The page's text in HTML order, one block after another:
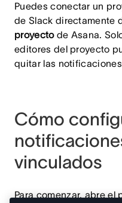
Puedes conectar un
de Slack directamente
proyectode Asana.
editores del proyecto
quitar las
Cómo
vinculados
Para comenzar, abre el